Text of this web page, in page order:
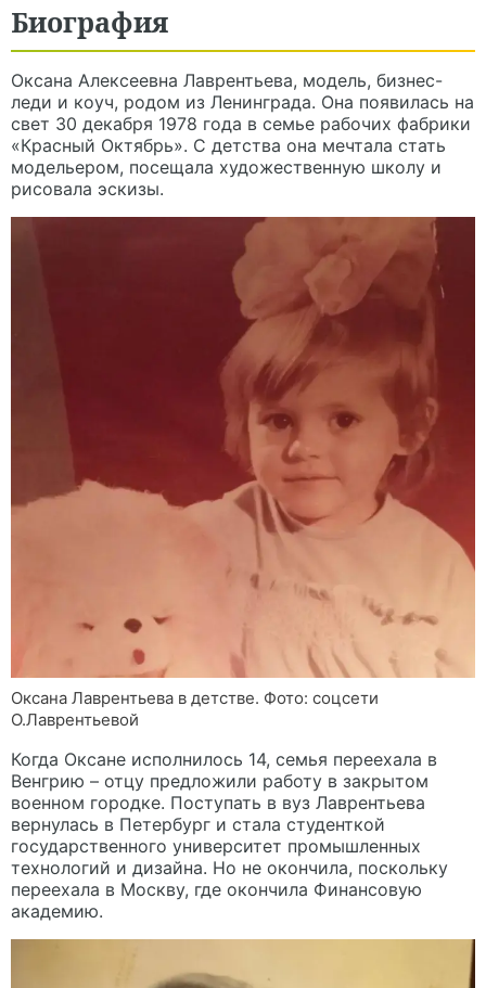
Биография
Оксана Алексеевна Лаврентьева, модель, бизнес-
леди и коуч, родом из Ленинграда. Она появилась на
свет 30 декабря 1978 года в семье рабочих фабрики
«Красный Октябрь». С детства она мечтала стать
модельером, посещала художественную школу и
рисовала эскизы.
Оксана Лаврентьева в детстве. Фото: соцсети
О.Лаврентьевой
Когда Оксане исполнилось 14, семья переехала в
Венгрию – отцу предложили работу в закрытом
военном городке. Поступать в вуз Лаврентьева
вернулась в Петербург и стала студенткой
государственного университет промышленных
технологий и дизайна. Но не окончила, поскольку
переехала в Москву, где окончила Финансовую
академию.